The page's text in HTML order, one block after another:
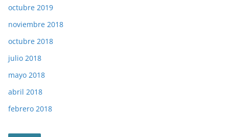
octubre 2019
noviembre 2018
octubre 2018
julio 2018
mayo 2018
abril 2018
febrero 2018